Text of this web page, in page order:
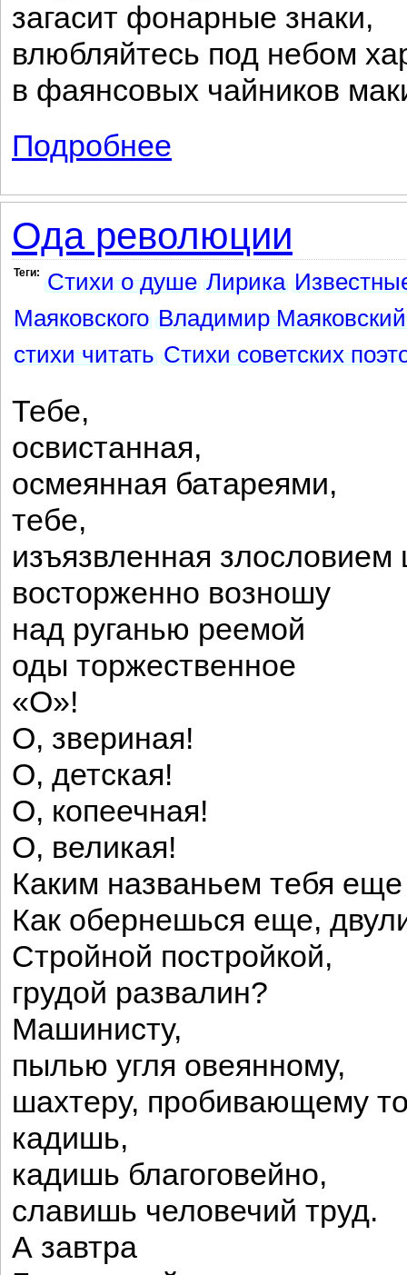
загасит фонарные знаки,
влюбляйтесь под небом
в фаянсовых чайников
Подробнее
Ода революции
Теги: Стихи о душе Лирика
Маяковского Владимир
стихи читать Стихи советских
Тебе,
освистанная,
осмеянная батареями,
тебе,
изъязвленная злословием
восторженно возношу
над руганью реемой
оды торжественное
«О»!
О, звериная!
О, детская!
О, копеечная!
О, великая!
Каким названьем тебя
Как обернешься еще,
Стройной постройкой,
грудой развалин?
Машинисту,
пылью угля овеянному,
шахтеру, пробивающему
кадишь,
кадишь благоговейно,
славишь человечий труд.
А завтра